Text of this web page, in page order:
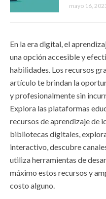
mayo 16,
En la era digital, el
una opción accesible y
habilidades. Los recursos
artículo te brindan la
y profesionalmente sin
Explora las plataformas
recursos de aprendizaje de
bibliotecas digitales,
interactivo, descubre
utiliza herramientas de
máximo estos recursos y
costo alguno.